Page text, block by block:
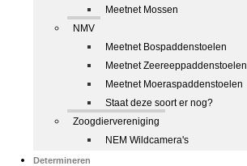
Meetnet Mossen
NMV
Meetnet Bospaddenstoelen
Meetnet Zeereeppaddenstoelen
Meetnet Moeraspaddenstoelen
Staat deze soort er nog?
Zoogdiervereniging
NEM Wildcamera's
Determineren